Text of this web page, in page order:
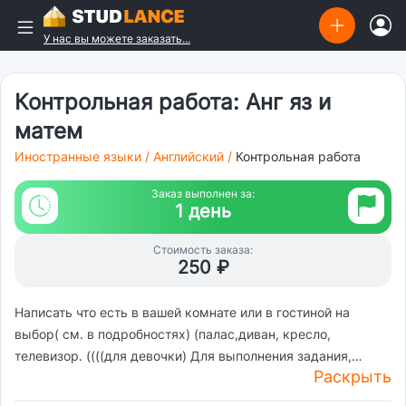
У нас вы можете заказать...
Контрольная работа: Анг яз и
матем
Иностранные языки / Английский / Контрольная работа
Заказ выполнен за:
1 день
Стоимость заказа:
250 ₽
Написать что есть в вашей комнате или в гостиной на
выбор( см. в подробностях) (палас,диван, кресло,
телевизор. ((((для девочки) Для выполнения задания,
прошу еще раз повторить материал по конструкции there
is/there are. Правило употребления конструкций there is и
Раскрыть